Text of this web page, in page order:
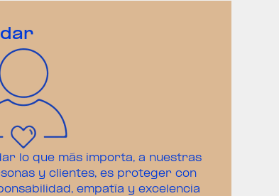
lo que más importa, a nuestras
y clientes, es proteger con
empatía y excelencia